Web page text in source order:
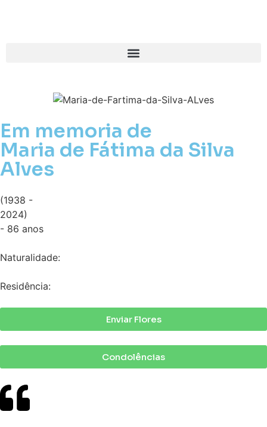
Em memoria de
Maria de Fátima da Silva
Alves
(1938 -
2024)
- 86 anos
Naturalidade:
Residência:
Enviar Flores
Condolências